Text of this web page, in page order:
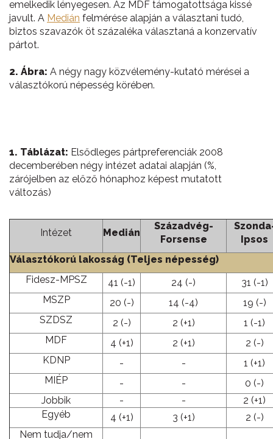
emelkedik lényegesen. Az MDF támogatottsága kissé
javult. A Medián felmérése alapján a választani tudó,
biztos szavazók öt százaléka választaná a konzervatív
pártot.
2. Ábra: A négy nagy közvélemény-kutató mérései a
választókorú népesség körében.
1. Táblázat: Elsődleges pártpreferenciák 2008
decemberében négy intézet adatai alapján (%,
zárójelben az előző hónaphoz képest mutatott
változás)
Intézet Medián
Századvég-
Forsense
Ipsos
Választókorú lakosság (Teljes népesség)
Fidesz-MPSZ
41 (-1) 24 (-)
31 (-1)
MSZP
20 (-) 14 (-4)
19 (-)
SZDSZ
2 (-) 2 (+1)
1 (-1)
MDF
4 (+1) 2 (+1)
2 (-)
KDNP
- -
1 (+1)
MIÉP
- -
0 (-)
Jobbik
- -
2 (+1)
Egyéb
4 (+1) 3 (+1)
2 (-)
Nem tudja/nem